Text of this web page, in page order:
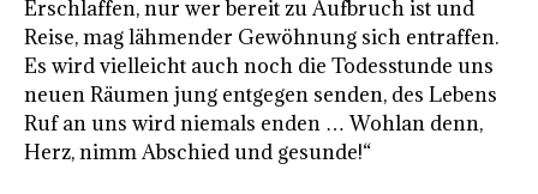
Erschlaffen, nur wer bereit zu Aufbruch ist und
Reise, mag lähmender Gewöhnung sich entraffen.
Es wird vielleicht auch noch die Todesstunde uns
neuen Räumen jung entgegen senden, des Lebens
Ruf an uns wird niemals enden … Wohlan denn,
Herz, nimm Abschied und gesunde!“